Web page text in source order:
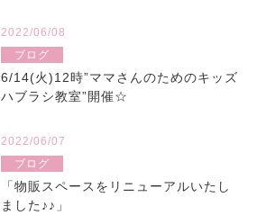
2022/06/08
ブログ
6/14(火)12時”ママさんのためのキッズ
ハブラシ教室”開催☆
2022/06/07
ブログ
「物販スペースをリニューアルいたし
ました♪♪」